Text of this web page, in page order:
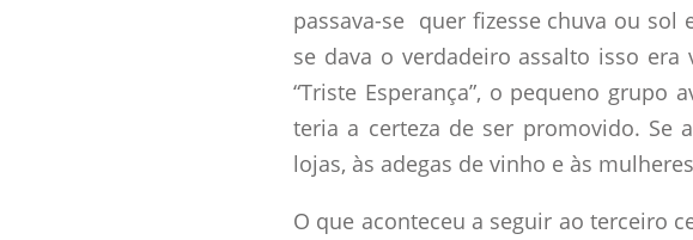
passava-se quer fizesse chuva ou
se dava o verdadeiro assalto isso
“Triste Esperança”, o pequeno grupo
teria a certeza de ser promovido. Se
lojas, às adegas de vinho e às
O que aconteceu a seguir ao terceiro